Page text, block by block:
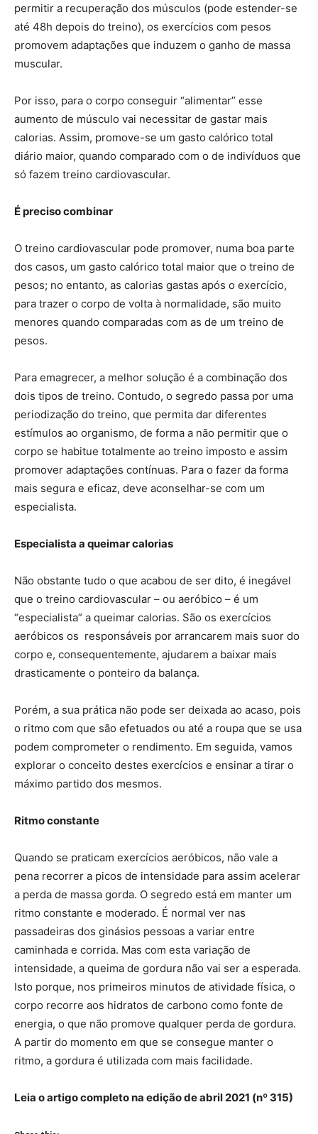
permitir a recuperação dos músculos (pode estender-se
até 48h depois do treino), os exercícios com pesos
promovem adaptações que induzem o ganho de massa
muscular.
Por isso, para o corpo conseguir “alimentar” esse
aumento de músculo vai necessitar de gastar mais
calorias. Assim, promove-se um gasto calórico total
diário maior, quando comparado com o de indivíduos que
só fazem treino cardiovascular.
É preciso combinar
O treino cardiovascular pode promover, numa boa parte
dos casos, um gasto calórico total maior que o treino de
pesos; no entanto, as calorias gastas após o exercício,
para trazer o corpo de volta à normalidade, são muito
menores quando comparadas com as de um treino de
pesos.
Para emagrecer, a melhor solução é a combinação dos
dois tipos de treino. Contudo, o segredo passa por uma
periodização do treino, que permita dar diferentes
estímulos ao organismo, de forma a não permitir que o
corpo se habitue totalmente ao treino imposto e assim
promover adaptações contínuas. Para o fazer da forma
mais segura e eficaz, deve aconselhar-se com um
especialista.
Especialista a queimar calorias
Não obstante tudo o que acabou de ser dito, é inegável
que o treino cardiovascular – ou aeróbico – é um
“especialista” a queimar calorias. São os exercícios
aeróbicos os responsáveis por arrancarem mais suor do
corpo e, consequentemente, ajudarem a baixar mais
drasticamente o ponteiro da balança.
Porém, a sua prática não pode ser deixada ao acaso, pois
o ritmo com que são efetuados ou até a roupa que se usa
podem comprometer o rendimento. Em seguida, vamos
explorar o conceito destes exercícios e ensinar a tirar o
máximo partido dos mesmos.
Ritmo constante
Quando se praticam exercícios aeróbicos, não vale a
pena recorrer a picos de intensidade para assim acelerar
a perda de massa gorda. O segredo está em manter um
ritmo constante e moderado. É normal ver nas
passadeiras dos ginásios pessoas a variar entre
caminhada e corrida. Mas com esta variação de
intensidade, a queima de gordura não vai ser a esperada.
Isto porque, nos primeiros minutos de atividade física, o
corpo recorre aos hidratos de carbono como fonte de
energia, o que não promove qualquer perda de gordura.
A partir do momento em que se consegue manter o
ritmo, a gordura é utilizada com mais facilidade.
Leia o artigo completo na edição de abril 2021 (nº 315)